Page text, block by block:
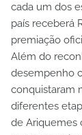
cada um dos
país receberá
premiação
Além do
desempenho
conquistaram
diferentes
de Ariquemes